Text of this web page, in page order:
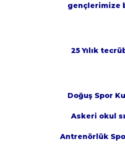
gençlerimize
25 Yılık
Doğuş Spor
Askeri okul
Antrenörlük